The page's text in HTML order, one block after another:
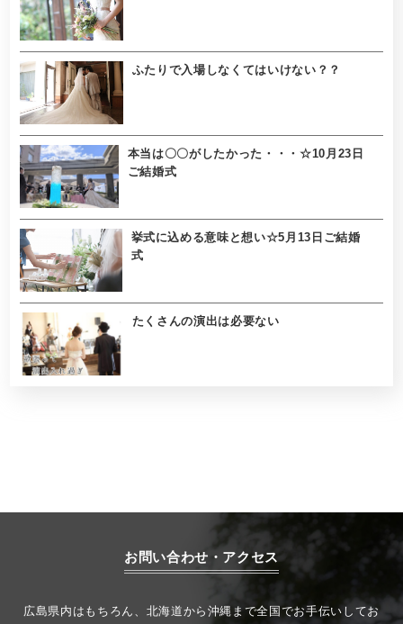
ふたりで入場しなくてはいけない？？
本当は〇〇がしたかった・・・☆10月23日
ご結婚式
挙式に込める意味と想い☆5月13日ご結婚
式
たくさんの演出は必要ない
お問い合わせ・アクセス
広島県内はもちろん、北海道から沖縄まで全国でお手伝いしてお